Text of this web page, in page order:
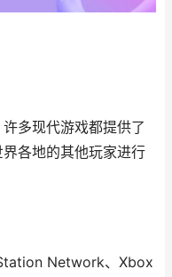
多现代游戏都提供了
各地的其他玩家进行
Network、Xbox